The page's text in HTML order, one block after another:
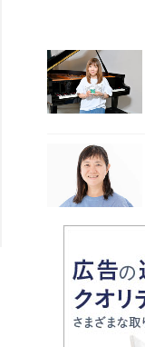
和田秀樹の
占 上半期1
Book Bang